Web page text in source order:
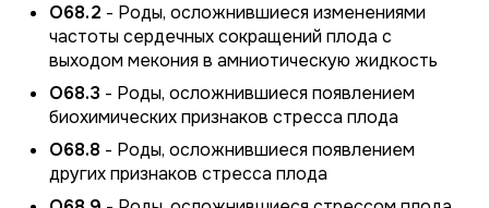
O68.2 - Роды, осложнившиеся изменениями
частоты сердечных сокращений плода с
выходом мекония в амниотическую жидкость
O68.3 - Роды, осложнившиеся появлением
биохимических признаков стресса плода
O68.8 - Роды, осложнившиеся появлением
других признаков стресса плода